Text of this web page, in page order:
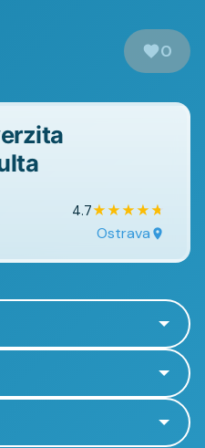
0
4.7★★★★★
Ostrava